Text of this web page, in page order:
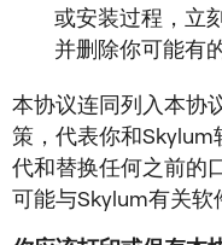
或安装过程，立
并删除你可能有
本协议连同列入本协
策，代表你和Skylum
代和替换任何之前的
可能与Skylum有关软